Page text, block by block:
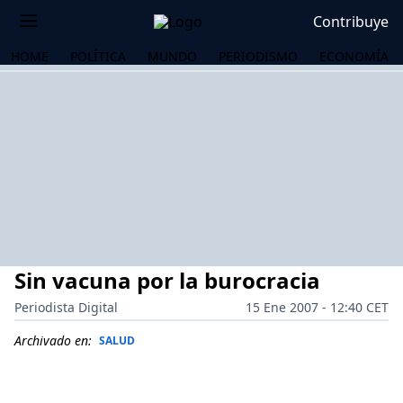
Contribuye
HOME POLÍTICA MUNDO PERIODISMO ECONOMÍA
Sin vacuna por la burocracia
Periodista Digital
15 Ene 2007 - 12:40 CET
Archivado en: SALUD